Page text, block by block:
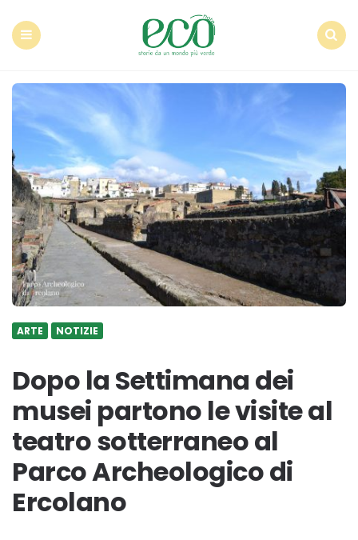
ARTE NOTIZIE
Dopo la Settimana dei
musei partono le visite al
teatro sotterraneo al
Parco Archeologico di
Ercolano